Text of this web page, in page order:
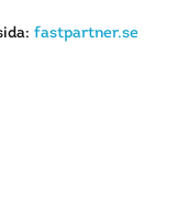
fastpartner.se